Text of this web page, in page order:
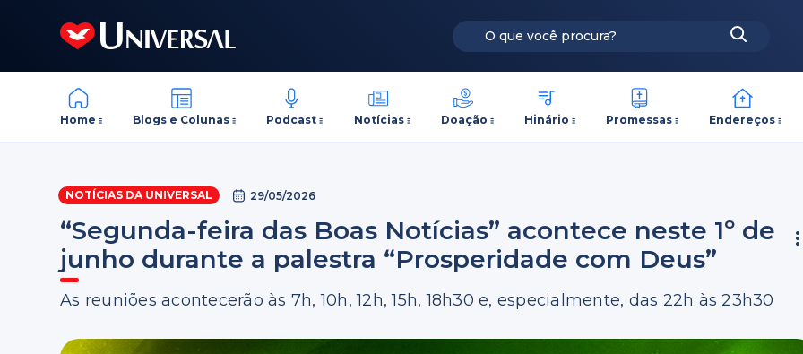
Home Blogs e Colunas Podcast Notícias Doação Hinário Promessas Endereços
NOTÍCIAS DA UNIVERSAL 29/05/2026
“Segunda-feira das Boas Notícias” acontece neste 1º de
junho durante a palestra “Prosperidade com Deus”
As reuniões acontecerão às 7h, 10h, 12h, 15h, 18h30 e, especialmente, das 22h às 23h30